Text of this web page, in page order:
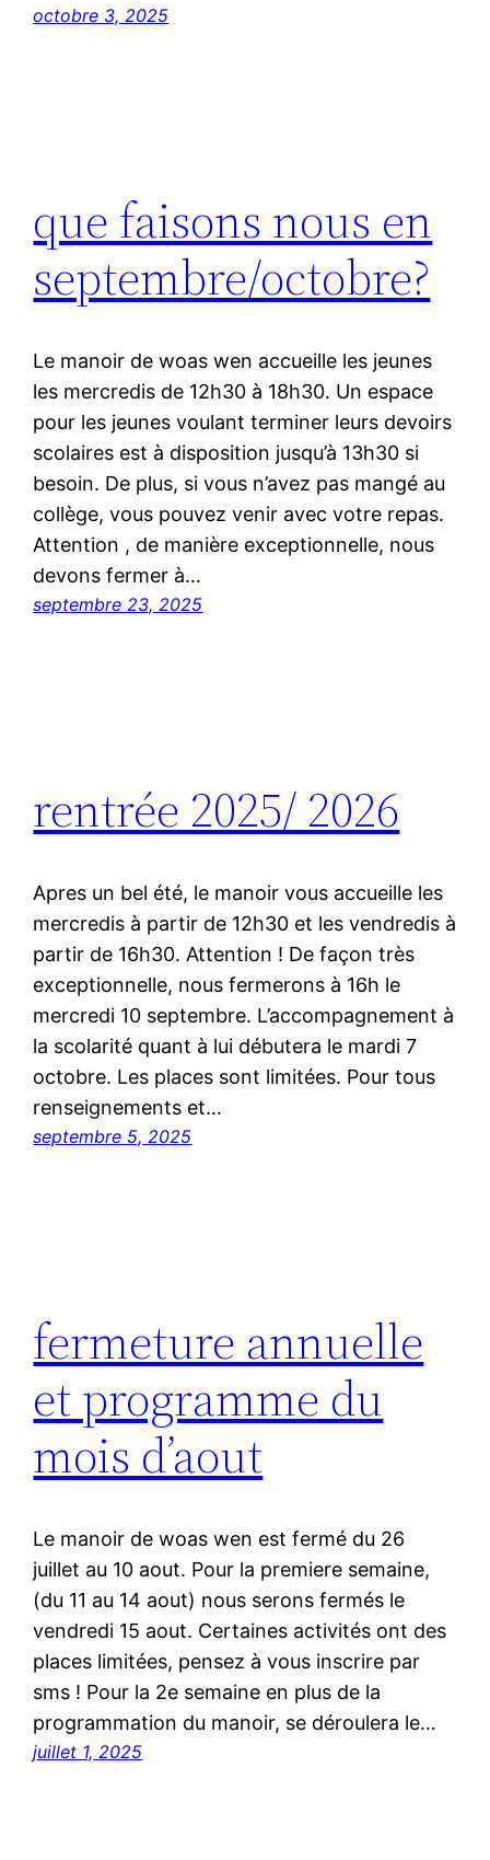
octobre 3, 2025
que faisons nous en
septembre/octobre?
Le manoir de woas wen accueille les jeunes
les mercredis de 12h30 à 18h30. Un espace
pour les jeunes voulant terminer leurs devoirs
scolaires est à disposition jusqu’à 13h30 si
besoin. De plus, si vous n’avez pas mangé au
collège, vous pouvez venir avec votre repas.
Attention , de manière exceptionnelle, nous
devons fermer à…
septembre 23, 2025
rentrée 2025/ 2026
Apres un bel été, le manoir vous accueille les
mercredis à partir de 12h30 et les vendredis à
partir de 16h30. Attention ! De façon très
exceptionnelle, nous fermerons à 16h le
mercredi 10 septembre. L’accompagnement à
la scolarité quant à lui débutera le mardi 7
octobre. Les places sont limitées. Pour tous
renseignements et…
septembre 5, 2025
fermeture annuelle
et programme du
mois d’aout
Le manoir de woas wen est fermé du 26
juillet au 10 aout. Pour la premiere semaine,
(du 11 au 14 aout) nous serons fermés le
vendredi 15 aout. Certaines activités ont des
places limitées, pensez à vous inscrire par
sms ! Pour la 2e semaine en plus de la
programmation du manoir, se déroulera le…
juillet 1, 2025